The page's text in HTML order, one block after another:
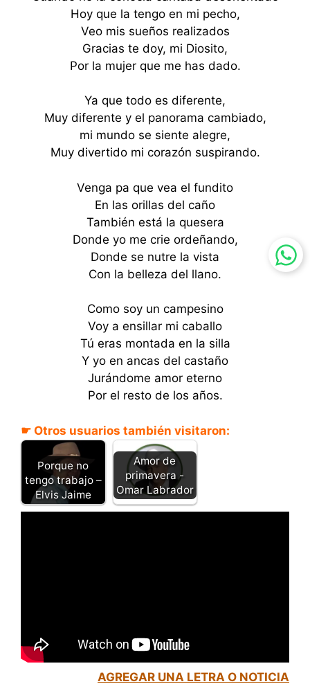
Hoy que la tengo en mi pecho,
Veo mis sueños realizados
Gracias te doy, mi Diosito,
Por la mujer que me has dado.
Ya que todo es diferente,
Muy diferente y el panorama cambiado,
mi mundo se siente alegre,
Muy divertido mi corazón suspirando.
Venga pa que vea el fundito
En las orillas del caño
También está la quesera
Donde yo me crie ordeñando,
Donde se nutre la vista
Con la belleza del llano.
Como soy un campesino
Voy a ensillar mi caballo
Tú eras montada en la silla
Y yo en ancas del castaño
Jurándome amor eterno
Por el resto de los años.
☛ Otros usuarios también visitaron:
Porque no
tengo trabajo –
Elvis Jaime
Amor de
primavera -
Omar Labrador
AGREGAR UNA LETRA O NOTICIA